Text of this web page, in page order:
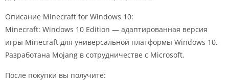
Описание Minecraft for Windows 10:
Minecraft: Windows 10 Edition — адаптированная версия
игры Minecraft для универсальной платформы Windows 10.
Разработана Mojang в сотрудничестве с Microsoft.
После покупки вы получите: